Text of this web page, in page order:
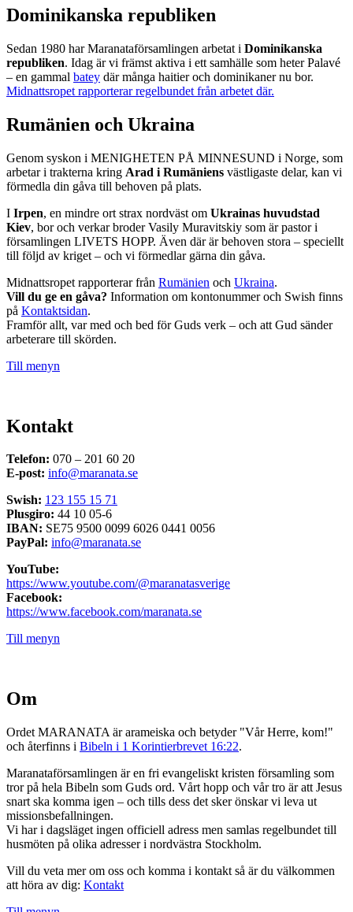
Dominikanska republiken
Sedan 1980 har Maranataförsamlingen arbetat i Dominikanska
republiken. Idag är vi främst aktiva i ett samhälle som heter Palavé
– en gammal batey där många haitier och dominikaner nu bor.
Midnattsropet rapporterar regelbundet från arbetet där.
Rumänien och Ukraina
Genom syskon i MENIGHETEN PÅ MINNESUND i Norge, som
arbetar i trakterna kring Arad i Rumäniens västligaste delar, kan vi
förmedla din gåva till behoven på plats.
I Irpen, en mindre ort strax nordväst om Ukrainas huvudstad
Kiev, bor och verkar broder Vasily Muravitskiy som är pastor i
församlingen LIVETS HOPP. Även där är behoven stora – speciellt
till följd av kriget – och vi förmedlar gärna din gåva.
Midnattsropet rapporterar från Rumänien och Ukraina.
Vill du ge en gåva? Information om kontonummer och Swish finns
på Kontaktsidan.
Framför allt, var med och bed för Guds verk – och att Gud sänder
arbeterare till skörden.
Till menyn
Kontakt
Telefon: 070 – 201 60 20
E-post: info@maranata.se
Swish: 123 155 15 71
Plusgiro: 44 10 05-6
IBAN: SE75 9500 0099 6026 0441 0056
PayPal: info@maranata.se
YouTube:
https://www.youtube.com/@maranatasverige
Facebook:
https://www.facebook.com/maranata.se
Till menyn
Om
Ordet MARANATA är arameiska och betyder "Vår Herre, kom!"
och återfinns i Bibeln i 1 Korintierbrevet 16:22.
Maranataförsamlingen är en fri evangeliskt kristen församling som
tror på hela Bibeln som Guds ord. Vårt hopp och vår tro är att Jesus
snart ska komma igen – och tills dess det sker önskar vi leva ut
missionsbefallningen.
Vi har i dagsläget ingen officiell adress men samlas regelbundet till
husmöten på olika adresser i nordvästra Stockholm.
Vill du veta mer om oss och komma i kontakt så är du välkommen
att höra av dig: Kontakt